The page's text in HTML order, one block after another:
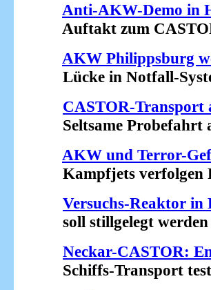
Anti-AKW-Demo in
Auftakt zum
AKW Philippsburg
Lücke in Notfall-
CASTOR-Transport
Seltsame Probefahrt
AKW und Terror-
Kampfjets verfolgen
Versuchs-Reaktor in
soll stillgelegt werden
Neckar-CASTOR:
Schiffs-Transport